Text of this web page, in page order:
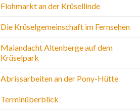
Flohmarkt an der Krüsellinde
Die Krüselgemeinschaft im Fernsehen
Maiandacht Altenberge auf dem
Krüselpark
Abrissarbeiten an der Pony-Hütte
Terminüberblick